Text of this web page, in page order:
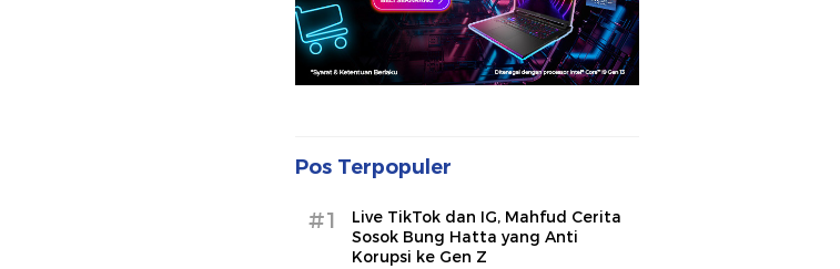
Pos Terpopuler
#1
Live TikTok dan IG, Mahfud Cerita
Sosok Bung Hatta yang Anti
Korupsi ke Gen Z